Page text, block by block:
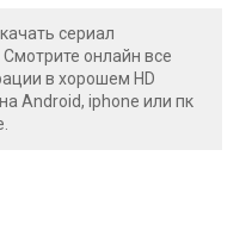
сериал
онлайн все
в хорошем HD
Android, iphone или пк